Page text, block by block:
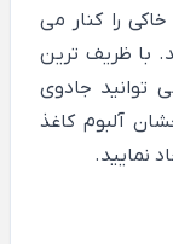
را کنار می
با ظریف ترین
توانید جادوی
آلبوم کاغذ
نمایید.